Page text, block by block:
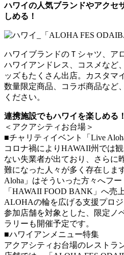
ハワイの人気ブランドやアクセ
しめる！
ハワイブランドのＴシャツ、ア
ハワイアンドレス、コスメなど
ッズもたくさん出店。カスタマ
数量限定商品、コラボ商品など
ください。
連携施設でもハワイを楽しめる！
＜アクアシティお台場＞
■チャリティイベント「Live
コロナ禍によりHAWAII州では
ない失業者が出ており、さらに
難になった人々が多く存在しま
Aloha」はそういった方々へフ
「HAWAII FOOD BANK」へ売
ALOHAの輪を広げる支援プロジ
参加店舗を対象とした、限定ノ
ラリーも開催予定です。
■ハワイアンメニュー特集
アクアシティお台場のレストラ